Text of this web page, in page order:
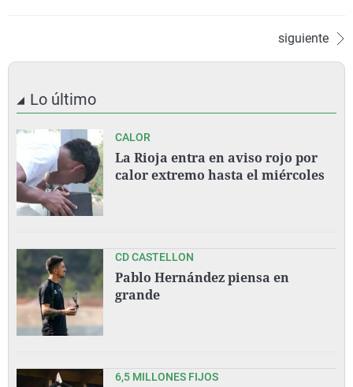
siguiente
Lo último
CALOR
La Rioja entra en aviso rojo por
calor extremo hasta el miércoles
CD CASTELLON
Pablo Hernández piensa en
grande
6,5 MILLONES FIJOS